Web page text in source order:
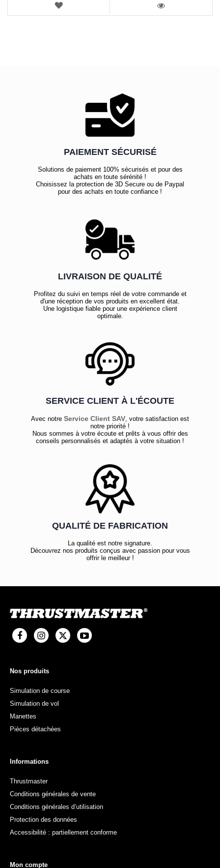
AJOUTER
VOIR
PAIEMENT SÉCURISÉ
Solutions de paiement 100% sécurisés et pour des
achats en toute sérénité !
Choisissez la protection de 3D Secure ou de Paypal
pour des achats en toute confiance !
LIVRAISON DE QUALITÉ
Profitez du suivi en temps réel de votre commande et
d'une réception de vos produits en excellent état.
Une logistique fiable pour une expérience client
optimale.
SERVICE CLIENT À L'ÉCOUTE
Avec notre Service Client SAV, votre satisfaction est
notre priorité !
Nous sommes à votre écoute et prêts à vous offrir des
conseils personnalisés et adaptés à votre situation !
QUALITÉ DE FABRICATION
La qualité est notre signature.
Découvrez nos produits conçus avec passion pour vous
offrir le meilleur !
Nos produits
Simulation de course
Simulation de vol
Manettes
Pièces détachées
Informations
Thrustmaster
Conditions générales de vente
Conditions générales d’utilisation
Protection des données
Accessibilité : partiellement conforme
Mon compte